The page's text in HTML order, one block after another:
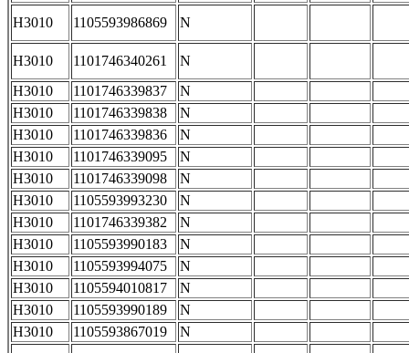
H3010 1105593986869 N
H3010 1101746340261
N
H3010
1101746339837
N
H3010
1101746339838
N
H3010
1101746339836
N
H3010
1101746339095
N
H3010
1101746339098
N
H3010
1105593993230
N
H3010
1101746339382
N
H3010
1105593990183
N
H3010
1105593994075
N
H3010
1105594010817
N
H3010
1105593990189
N
H3010
1105593867019
N